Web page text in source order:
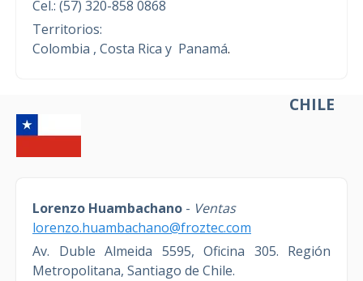
Cel.: (57) 320-858 0868
Territorios:
Colombia , Costa Rica y Panamá.
CHILE
Lorenzo Huambachano - Ventas
lorenzo.huambachano@froztec.com
Av. Duble Almeida 5595, Oficina 305. Región
Metropolitana, Santiago de Chile.